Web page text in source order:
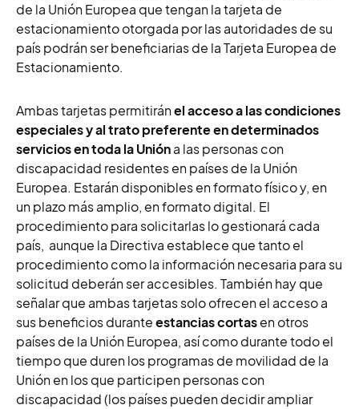
de la Unión Europea que tengan la tarjeta de
estacionamiento otorgada por las autoridades de su
país podrán ser beneficiarias de la Tarjeta Europea de
Estacionamiento.
Ambas tarjetas permitiránel acceso a las condiciones
especiales y al trato preferente en determinados
servicios en toda la Unióna las personas con
discapacidad residentes en países de la Unión
Europea. Estarán disponibles en formato físico y, en
un plazo más amplio, en formato digital. El
procedimiento para solicitarlas lo gestionará cada
país, aunque la Directiva establece que tanto el
procedimiento como la información necesaria para su
solicitud deberán ser accesibles. También hay que
señalar que ambas tarjetas solo ofrecen el acceso a
sus beneficios duranteestancias cortasen otros
países de la Unión Europea, así como durante todo el
tiempo que duren los programas de movilidad de la
Unión en los que participen personas con
discapacidad (los países pueden decidir ampliar